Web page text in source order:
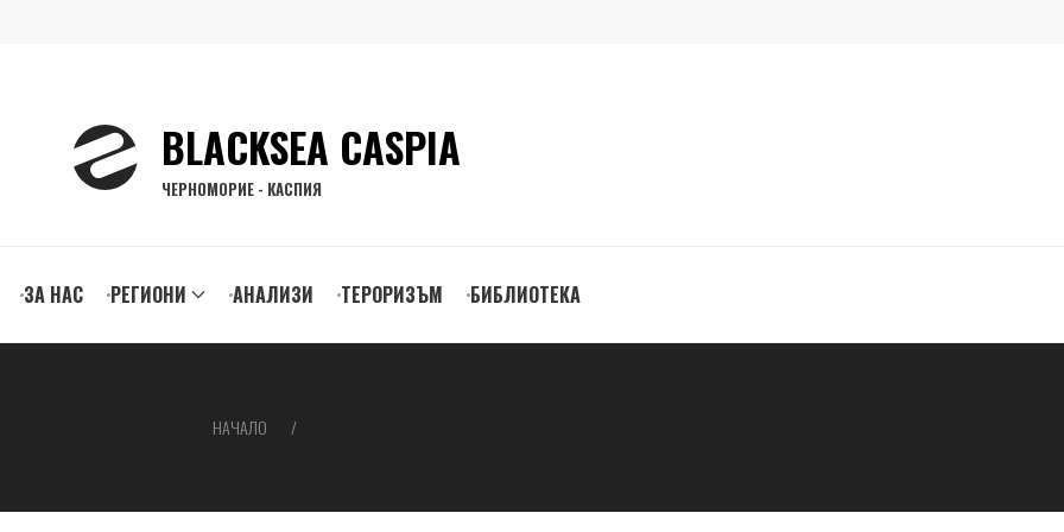
BLACKSEA CASPIA
ЧЕРНОМОРИЕ - КАСПИЯ
ЗА НАС РЕГИОНИ АНАЛИЗИ ТЕРОРИЗЪМ БИБЛИОТЕКА
НАЧАЛО